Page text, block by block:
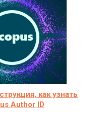
как узнать
Author ID